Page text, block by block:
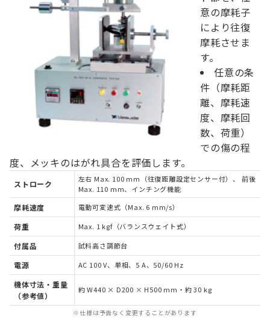
意の摩耗子
により往復
摩耗させま
す。
任意の条
件（摩耗距
離、摩耗速
度、摩耗回
数、荷重）
での傷の程
度、メッキのはがれ具合を評価します。
ストローク
左右 Max. 100 mm（往復距離設定センサー付）、 前後
Max. 110 mm、インチング機能
摩耗速度 電動可変速式（Max. 6 mm/s）
荷重 Max. 1 kgf（バランスウェイト式）
付属品 試料高さ調節台
電源 AC 100 V、単相、5 A、50/60 Hz
機体寸法・重量
（参考値）
約 W440 × D200 × H500 mm・約 30 kg
※仕様は予告なく変更することがあります